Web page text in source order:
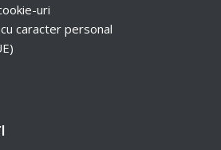
uri
caracter personal